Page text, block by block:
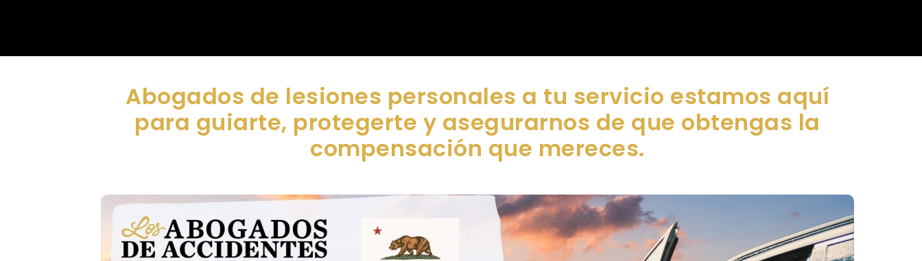
Abogados de lesiones personales a tu servicio estamos aquí
para guiarte, protegerte y asegurarnos de que obtengas la
compensación que mereces.